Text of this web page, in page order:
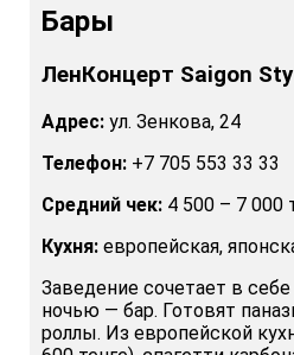
Бары
ЛенКонцерт Saigon
Адрес: ул. Зенкова, 24
Телефон: +7 705 553 33 33
Средний чек: 4 500 – 7 000
Кухня: европейская,
Заведение сочетает в
ночью — бар. Готовят
роллы. Из европейской